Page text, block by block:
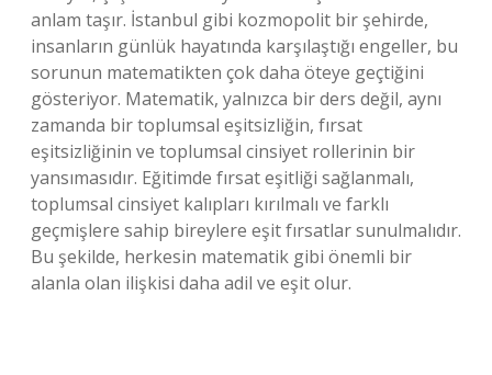
anlam taşır. İstanbul gibi kozmopolit bir şehirde,
insanların günlük hayatında karşılaştığı engeller, bu
sorunun matematikten çok daha öteye geçtiğini
gösteriyor. Matematik, yalnızca bir ders değil, aynı
zamanda bir toplumsal eşitsizliğin, fırsat
eşitsizliğinin ve toplumsal cinsiyet rollerinin bir
yansımasıdır. Eğitimde fırsat eşitliği sağlanmalı,
toplumsal cinsiyet kalıpları kırılmalı ve farklı
geçmişlere sahip bireylere eşit fırsatlar sunulmalıdır.
Bu şekilde, herkesin matematik gibi önemli bir
alanla olan ilişkisi daha adil ve eşit olur.